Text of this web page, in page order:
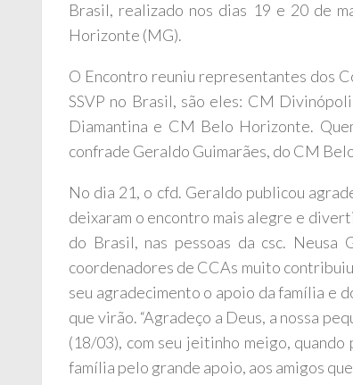
Brasil, realizado nos dias 19 e 20 de
Horizonte (MG).
O Encontro reuniu representantes dos
SSVP no Brasil, são eles: CM
Diamantina e CM Belo Horizonte.
confrade Geraldo Guimarães, do CM
No dia 21, o cfd. Geraldo publicou
deixaram o encontro mais alegre e
do Brasil, nas pessoas da csc.
coordenadores de CCAs muito
seu agradecimento o apoio da família e
que virão. “Agradeço a Deus, a nossa
(18/03), com seu jeitinho meigo,
família pelo grande apoio, aos amigos